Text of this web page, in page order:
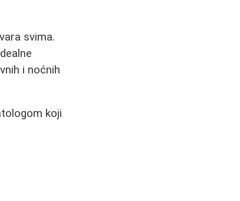
svima.
i noćnih
koji